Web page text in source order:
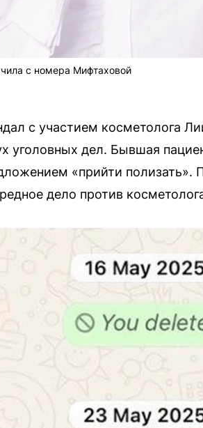
с номера Мифтаховой
с участием косметолога
уголовных дел. Бывшая
«прийти полизать».
дело против